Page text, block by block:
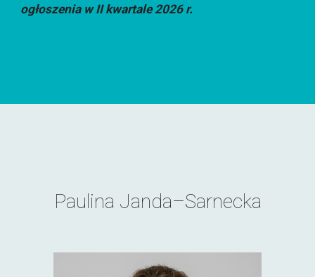
ogłoszenia w II kwartale 2026 r.
Paulina Janda–Sarnecka